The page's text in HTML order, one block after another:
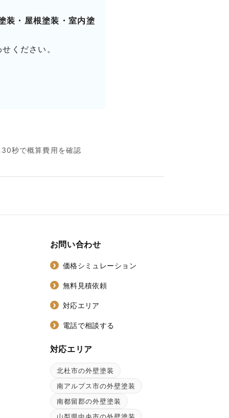
装・屋根塗装・室内塗
ください。
30秒で概算費用を確認
お問い合わせ
価格シミュレーション
無料見積依頼
対応エリア
電話で相談する
対応エリア
北杜市の外壁塗装
南アルプス市の外壁塗装
南都留郡の外壁塗装